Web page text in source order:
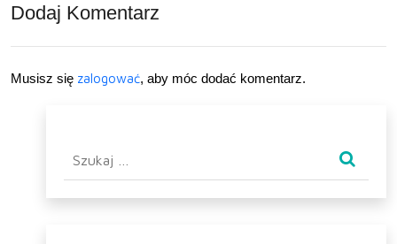
ycyj
ny
spo
ujes
z
dor
Dodaj Komentarz
Musisz się zalogować, aby móc dodać komentarz.